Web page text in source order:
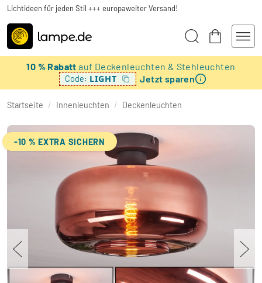
Lichtideen für jeden Stil +++ europaweiter Versand!
10 % Rabattauf Deckenleuchten & Stehleuchten
Code: LIGHT Jetzt sparen
Startseite / Innenleuchten / Deckenleuchten
-10 % EXTRA SICHERN